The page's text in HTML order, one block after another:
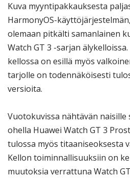
Kuva myyntipakkauksesta
HarmonyOS-
olemaan pitkälti samanlainen
Watch GT 3 -sarjan
kellossa on esillä myös
tarjolle on todennäköisesti
versioita.
Vuotokuvissa nähtävän
ohella Huawei Watch GT 3
tulossa myös titaaniseoksesta
Kellon toiminnallisuuksiin on
muutoksia verrattuna Watch